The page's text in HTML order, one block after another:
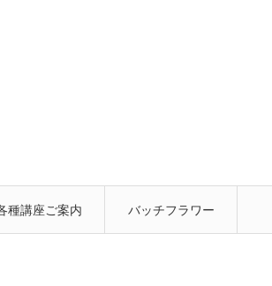
種講座ご案内 バッチフラワー